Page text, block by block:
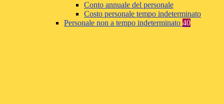
Conto annuale del personale
Costo personale tempo indeterminato
Personale non a tempo indeterminato 40